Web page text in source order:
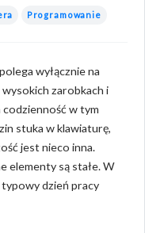
Programowanie
wyłącznie na
wysokich zarobkach i
codzienność w tym
stuka w klawiaturę,
jest nieco inna.
elementy są stałe. W
dzień pracy